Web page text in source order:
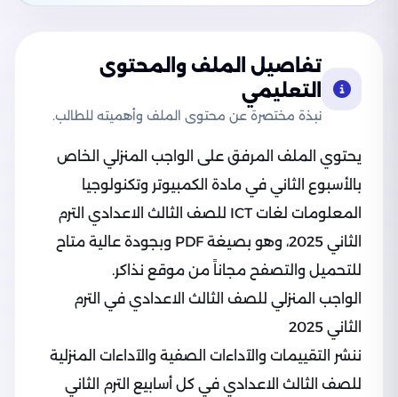
تفاصيل الملف والمحتوى
التعليمي
نبذة مختصرة عن محتوى الملف وأهميته للطالب.
يحتوي الملف المرفق على الواجب المنزلي الخاص
بالأسبوع الثاني في مادة الكمبيوتر وتكنولوجيا
المعلومات لغات ICT للصف الثالث الاعدادي الترم
الثاني 2025، وهو بصيغة PDF وبجودة عالية متاح
للتحميل والتصفح مجاناً من موقع نذاكر.
الواجب المنزلي للصف الثالث الاعدادي في الترم
الثاني 2025
ننشر التقييمات والآداءات الصفية والآداءات المنزلية
للصف الثالث الاعدادي في كل أسابيع الترم الثاني